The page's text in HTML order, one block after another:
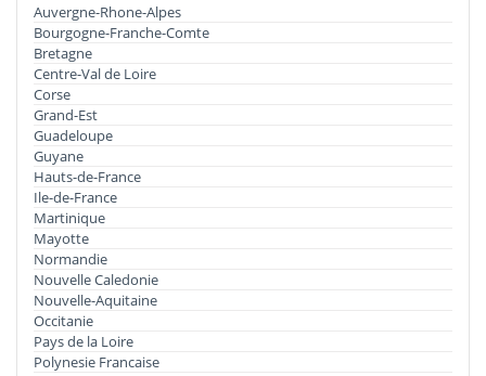
Auvergne-Rhone-Alpes
Bourgogne-Franche-Comte
Bretagne
Centre-Val de Loire
Corse
Grand-Est
Guadeloupe
Guyane
Hauts-de-France
Ile-de-France
Martinique
Mayotte
Normandie
Nouvelle Caledonie
Nouvelle-Aquitaine
Occitanie
Pays de la Loire
Polynesie Francaise